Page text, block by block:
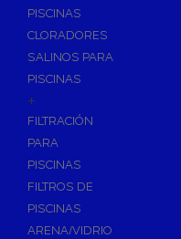
PISCINAS
CLORADORES
SALINOS PARA
PISCINAS
+
FILTRACIÓN
PARA
PISCINAS
FILTROS DE
PISCINAS
ARENA/VIDRIO